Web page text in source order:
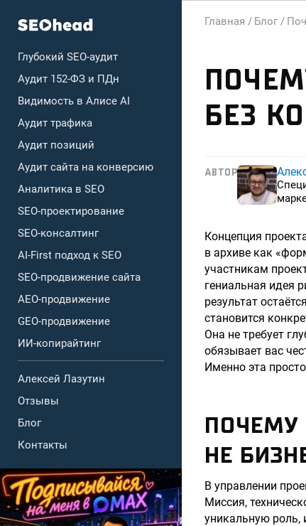
Глубокий SEO-аудит
Аудит 152-ФЗ и ПДн
Видимость в Алисе AI
Аудит трафика
Аудит позиций
Аудит сайта на конверсию
Аналитика в SEO
SEO-проектирование
SEO-консалтинг
AI-First подход к SEO
SEO-продвижение сайта
AEO-продвижение
GEO-продвижение
ИИ-копирайтинг
Алексей Лазутин
Отзывы
Блог
Контакты
Главная / Блог /
БЕЗ
АВТОР
Концепция
в архиве как
участникам
гениальная идея
результат
становится
Она не требует
обязывает вас
Именно эта
ПОЧЕМУ
НЕ
В управлении
Миссия,
уникальную роль,